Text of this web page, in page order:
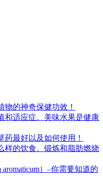
物的神奇保健功效！
和适应症。美味水果是健康
药最好以及如何使用！
样的饮食、锻炼和脂肪燃烧
）–你需要知道的